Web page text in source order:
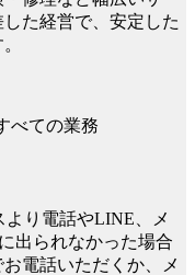
た経営で、安定した
べての業務
より電話やLINE、メ
出られなかった場合
電話いただくか、メ